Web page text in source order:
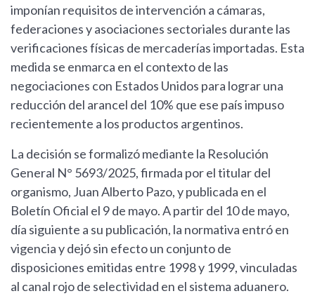
imponían requisitos de intervención a cámaras,
federaciones y asociaciones sectoriales durante las
verificaciones físicas de mercaderías importadas. Esta
medida se enmarca en el contexto de las
negociaciones con Estados Unidos para lograr una
reducción del arancel del 10% que ese país impuso
recientemente a los productos argentinos.
La decisión se formalizó mediante la Resolución
General N° 5693/2025, firmada por el titular del
organismo, Juan Alberto Pazo, y publicada en el
Boletín Oficial el 9 de mayo. A partir del 10 de mayo,
día siguiente a su publicación, la normativa entró en
vigencia y dejó sin efecto un conjunto de
disposiciones emitidas entre 1998 y 1999, vinculadas
al canal rojo de selectividad en el sistema aduanero.